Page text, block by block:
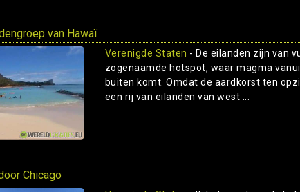
van Hawaï
Verenigde Staten - De eilanden zijn van
zogenaamde hotspot, waar magma
buiten komt. Omdat de aardkorst ten
een rij van eilanden van west ...
Chicago